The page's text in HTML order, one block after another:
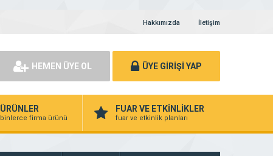
Hakkımızda İletişim
HEMEN ÜYE OL ÜYE GİRİŞİ YAP
ÜRÜNLER
binlerce firma ürünü
FUAR VE ETKİNLİKLER
fuar ve etkinlik planları